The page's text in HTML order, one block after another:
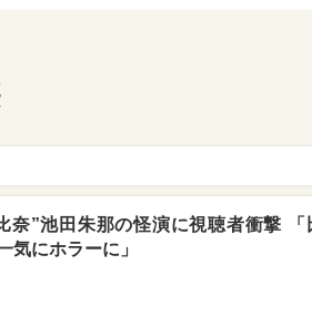
奈”池田朱那の怪演に視聴者衝撃 「
気にホラーに」